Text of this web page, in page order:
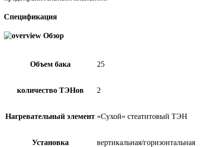
Спецификация
Обзор
Объем бака 25
количество ТЭНов 2
Нагревательный элемент «Сухой» стеатитовый ТЭН
Установка вертикальная/горизонтальная